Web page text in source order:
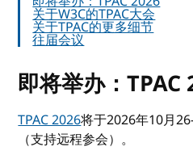
关于W3C的TPAC大会
关于TPAC的更多细节
往届会议
即将举办：TPAC
TPAC 2026将于2026年10月
（支持远程参会）。